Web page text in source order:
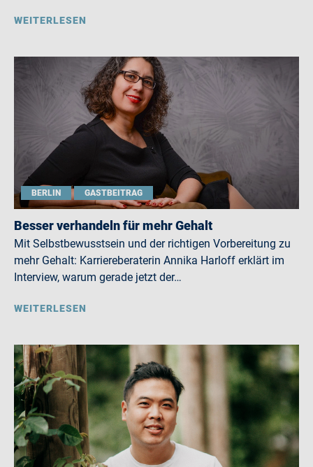
WEITERLESEN
BERLIN GASTBEITRAG
Besser verhandeln für mehr Gehalt
Mit Selbstbewusstsein und der richtigen Vorbereitung zu
mehr Gehalt: Karriereberaterin Annika Harloff erklärt im
Interview, warum gerade jetzt der…
WEITERLESEN